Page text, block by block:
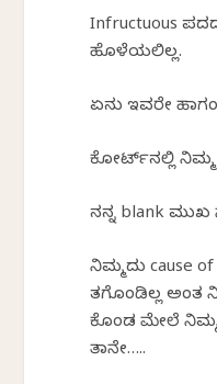
Infructuous
ಹೊಳೆಯಲಿಲ್ಲ.
ಏನು ಇವರೇ
ಕೋರ್ಟ್‌ನಲ್ಲಿ ನಿಮ್ಮ
ನನ್ನ blank
ನಿಮ್ಮದು cause of
ತಗೊಂಡಿಲ್ಲ ಅಂತ
ಕೊಂಡ ಮೇಲೆ
ತಾನೇ…..